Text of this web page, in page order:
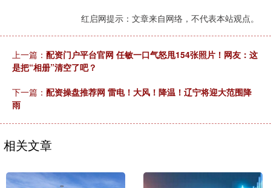
红启网提示：文章来自网络，不代表本站观点。
上一篇： 配资门户平台官网 任敏一口气怒甩154张照片！网友：这
是把“相册”清空了吧？
下一篇： 配资操盘推荐网 雷电！大风！降温！辽宁将迎大范围降
雨
相关文章